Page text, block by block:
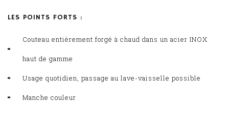
LES POINTS FORTS :
Couteau entièrement forgé à chaud dans un acier INOX
haut de gamme
Usage quotidien, passage au lave-vaisselle possible
Manche couleur